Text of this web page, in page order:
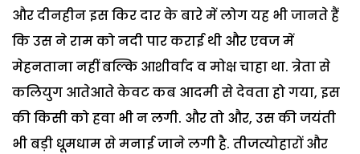
और दीनहीन इस किर दार के बारे में लोग यह भी जानते हैं
कि उस ने राम को नदी पार कराई थी और एवज में
मेहनताना नहीं बल्कि आशीर्वाद व मोक्ष चाहा था. त्रेता से
कलियुग आतेआते केवट कब आदमी से देवता हो गया, इस
की किसी को हवा भी न लगी. और तो और, उस की जयंती
भी बड़ी धूमधाम से मनाई जाने लगी है. तीजत्योहारों और